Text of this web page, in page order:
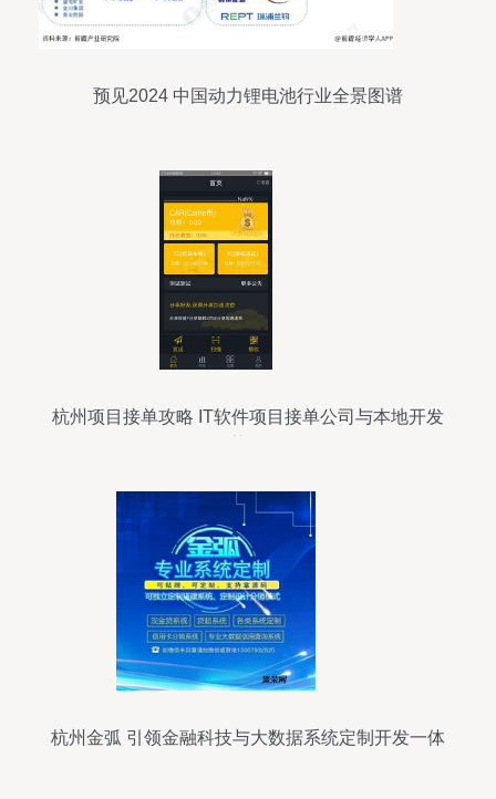
预见2024 中国动力锂电池行业全景图谱
杭州项目接单攻略 IT软件项目接单公司与本地开发
杭州金弧 引领金融科技与大数据系统定制开发一体